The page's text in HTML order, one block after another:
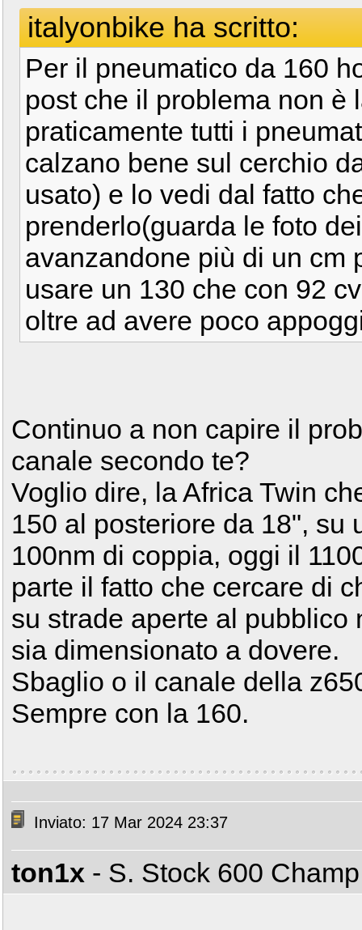
italyonbike ha scritto:
Per il pneumatico da 160
post che il problema non è
praticamente tutti i
calzano bene sul cerchio
usato) e lo vedi dal fatto
prenderlo(guarda le foto
avanzandone più di un cm
usare un 130 che con 92
oltre ad avere poco
Continuo a non capire il
canale secondo te?
Voglio dire, la Africa Twin
150 al posteriore da 18", su
100nm di coppia, oggi il
parte il fatto che cercare di
su strade aperte al pubblico
sia dimensionato a dovere.
Sbaglio o il canale della
Sempre con la 160.
Inviato: 17 Mar 2024 23:37
ton1x - S. Stock 600